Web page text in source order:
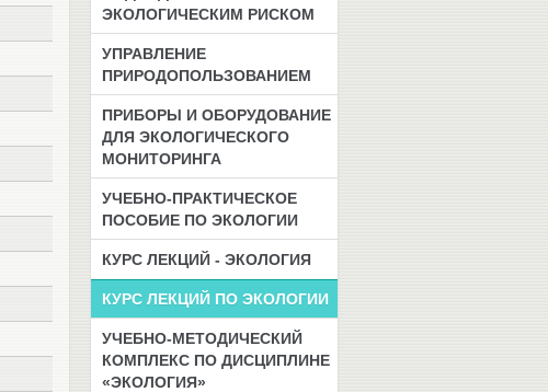
ЭКОЛОГИЧЕСКИМ РИСКОМ
УПРАВЛЕНИЕ
ПРИРОДОПОЛЬЗОВАНИЕМ
ПРИБОРЫ И ОБОРУДОВАНИЕ
ДЛЯ ЭКОЛОГИЧЕСКОГО
МОНИТОРИНГА
УЧЕБНО-ПРАКТИЧЕСКОЕ
ПОСОБИЕ ПО ЭКОЛОГИИ
КУРС ЛЕКЦИЙ - ЭКОЛОГИЯ
КУРС ЛЕКЦИЙ ПО ЭКОЛОГИИ
УЧЕБНО-МЕТОДИЧЕСКИЙ
КОМПЛЕКС ПО ДИСЦИПЛИНЕ
«ЭКОЛОГИЯ»